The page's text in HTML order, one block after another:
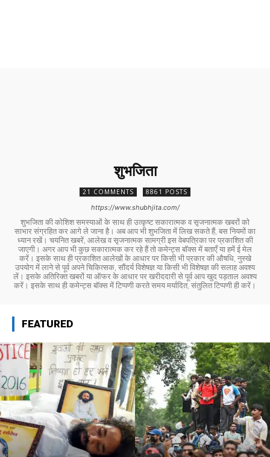
शुभजिता
21 COMMENTS
8861 POSTS
https://www.shubhjita.com/
शुभजिता की कोशिश समस्याओं के साथ ही उत्कृष्ट सकारात्मक व सृजनात्मक खबरों को
साभार संग्रहित कर आगे ले जाना है। अब आप भी शुभजिता में लिख सकते हैं, बस नियमों का
ध्यान रखें। चयनित खबरें, आलेख व सृजनात्मक सामग्री इस वेबपत्रिका पर प्रकाशित की
जाएगी। अगर आप भी कुछ सकारात्मक कर रहे हैं तो कमेन्ट्स बॉक्स में बताएँ या हमें ई मेल
करें। इसके साथ ही प्रकाशित आलेखों के आधार पर किसी भी प्रकार की औषधि, नुस्खे
उपयोग में लाने से पूर्व अपने चिकित्सक, सौंदर्य विशेषज्ञ या किसी भी विशेषज्ञ की सलाह अवश्य
लें। इसके अतिरिक्त खबरों या ऑफर के आधार पर खरीददारी से पूर्व आप खुद पड़ताल अवश्य
करें। इसके साथ ही कमेन्ट्स बॉक्स में टिप्पणी करते समय मर्यादित, संतुलित टिप्पणी ही करें।
FEATURED